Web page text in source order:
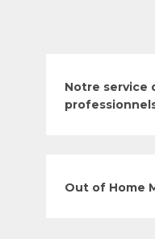
Notre service
Out of Home